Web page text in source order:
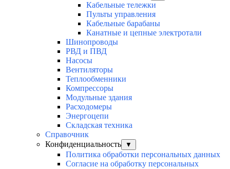
Кабельные тележки
Пульты управления
Кабельные барабаны
Канатные и цепные электротали
Шинопроводы
РВД и ПВД
Насосы
Вентиляторы
Теплообменники
Компрессоры
Модульные здания
Расходомеры
Энергоцепи
Складская техника
Справочник
Конфиденциальность
▼
Политика обработки персональных данных
Согласие на обработку персональных